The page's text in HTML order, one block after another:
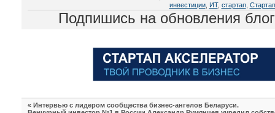
инвестиции, ИТ, стартап,
Подпишись на обновления
« Интервью с лидером сообщества бизнес-ангелов Беларуси.